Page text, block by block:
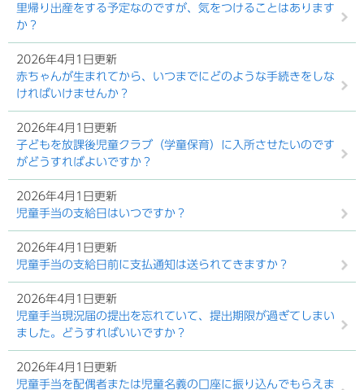
里帰り出産をする予定なのですが、気をつけることはあります
か？
2026年4月1日更新
赤ちゃんが生まれてから、いつまでにどのような手続きをしな
ければいけませんか？
2026年4月1日更新
子どもを放課後児童クラブ（学童保育）に入所させたいのです
がどうすればよいですか？
2026年4月1日更新
児童手当の支給日はいつですか？
2026年4月1日更新
児童手当の支給日前に支払通知は送られてきますか？
2026年4月1日更新
児童手当現況届の提出を忘れていて、提出期限が過ぎてしまい
ました。どうすればいいですか？
2026年4月1日更新
児童手当を配偶者または児童名義の口座に振り込んでもらえま